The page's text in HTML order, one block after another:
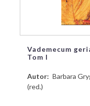
Vademecum
Tom I
Autor
Barbara
(red.)